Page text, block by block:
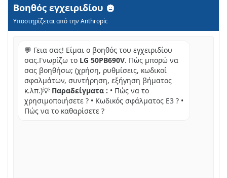
Βοηθός εγχειριδίου
Υποστηρίζεται από την Anthropic
💬 Γεια σας! Είμαι ο βοηθός του εγχειριδίου
σας.Γνωρίζω το LG 50PB690V. Πώς μπορώ να
σας βοηθήσω; (χρήση, ρυθμίσεις, κωδικοί
σφαλμάτων, συντήρηση, εξήγηση βήματος
κ.λπ.)💡 Παραδείγματα : • Πώς να το
χρησιμοποιήσετε ? • Κωδικός σφάλματος E3 ? •
Πώς να το καθαρίσετε ?